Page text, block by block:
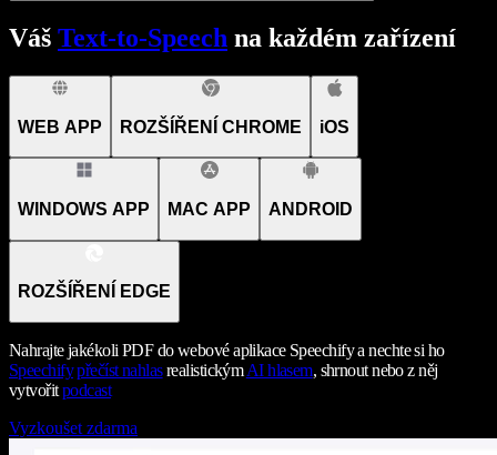
Váš Text-to-Speech na každém zařízení
WEB APP ROZŠÍŘENÍ CHROME iOS
WINDOWS APP MAC APP ANDROID
ROZŠÍŘENÍ EDGE
Nahrajte jakékoli PDF do webové aplikace Speechify a nechte si ho
Speechify přečíst nahlasrealistickýmAI hlasem, shrnout nebo z něj
vytvořitpodcast
Vyzkoušet zdarma